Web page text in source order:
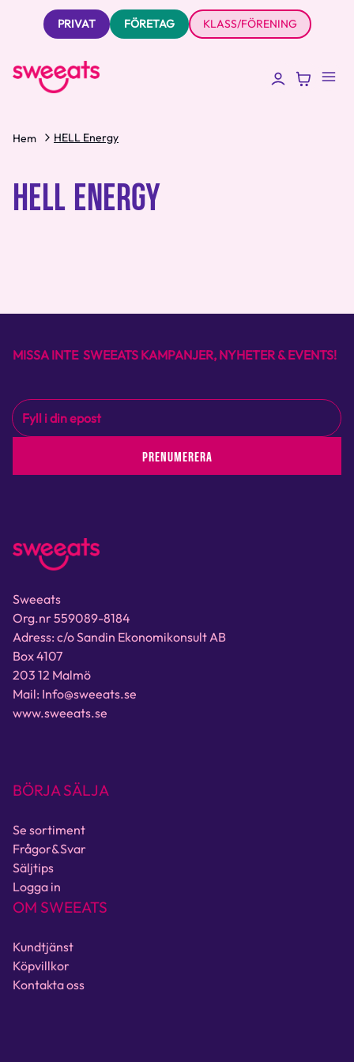
PRIVAT FÖRETAG KLASS/FÖRENING
Hem HELL Energy
HELL ENERGY
MISSA INTE SWEEATS KAMPANJER, NYHETER & EVENTS!
PRENUMERERA
Sweeats
Org.nr 559089-8184
Adress: c/o Sandin Ekonomikonsult AB
Box 4107
203 12 Malmö
Mail: Info@sweeats.se
www.sweeats.se
BÖRJA SÄLJA
Se sortiment
Frågor&Svar
Säljtips
Logga in
OM SWEEATS
Kundtjänst
Köpvillkor
Kontakta oss